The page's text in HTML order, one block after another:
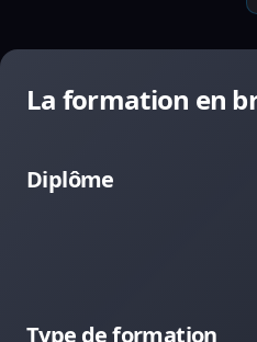
La formation en
Diplôme
Type de formation